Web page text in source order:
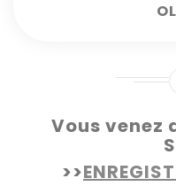
Vous venez
>>